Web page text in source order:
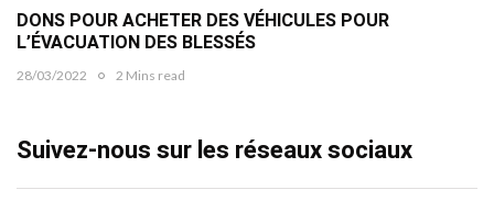
DONS POUR ACHETER DES VÉHICULES POUR
L’ÉVACUATION DES BLESSÉS
28/03/2022 2 Mins read
Suivez-nous sur les réseaux sociaux